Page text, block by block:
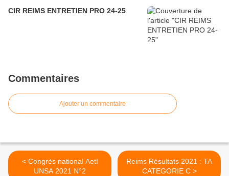
CIR REIMS ENTRETIEN PRO 24-25
Commentaires
Ajouter un commentaire
< Congrès national AetI
UNSA 2021 N°2
Reims Résultats 2021 : TA
CATEGORIE C >